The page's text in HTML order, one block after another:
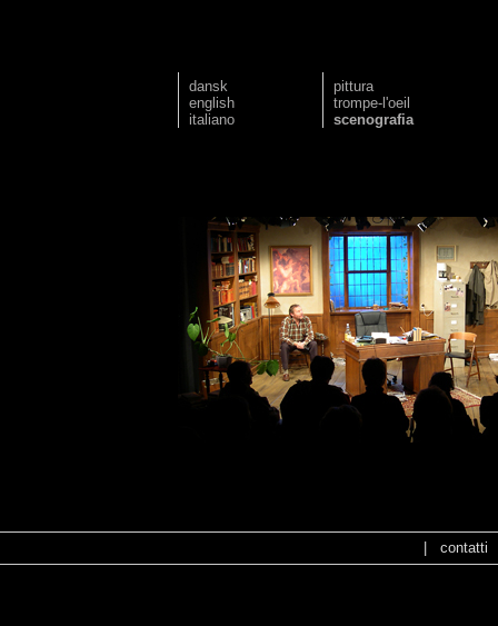
dansk
english
italiano
pittura
trompe-l'oeil
scenografia
contatti